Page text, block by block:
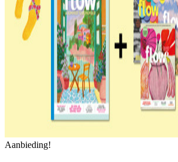
Aanbieding!